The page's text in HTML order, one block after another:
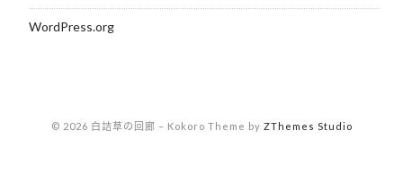
WordPress.org
© 2026 白詰草の回廊 – Kokoro Theme by ZThemes Studio